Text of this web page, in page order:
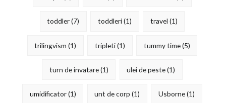
toddler(7) toddleri(1) travel (1)
trilingvism (1) tripleti(1) tummy time(5)
turn de invatare(1) ulei de peste(1)
umidificator(1) unt de corp (1) Usborne(1)